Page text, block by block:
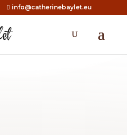
info@catherinebaylet.eu